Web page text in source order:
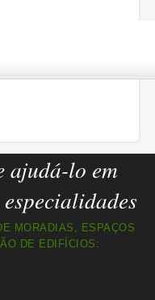
ajudá-lo em
MORADIAS, ESPAÇOS
DE EDIFÍCIOS: